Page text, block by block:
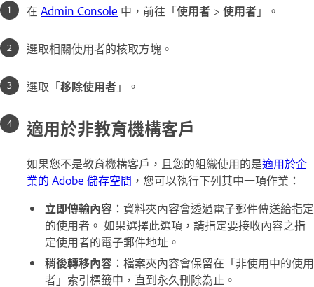
在 Admin Console 中，前往「使用者 > 使用者」。
選取相關使用者的核取方塊。
選取「移除使用者」。
適用於非教育機構客戶
如果您不是教育機構客戶，且您的組織使用的是適用於企
業的 Adobe 儲存空間 ，您可以執行下列其中一項作業：
立即傳輸內容 ：資料夾內容會透過電子郵件傳送給指定
的使用者。 如果選擇此選項，請指定要接收內容之指
定使用者的電子郵件地址。
稍後轉移內容 ：檔案夾內容會保留在「非使用中的使用
者」索引標籤中，直到永久刪除為止。